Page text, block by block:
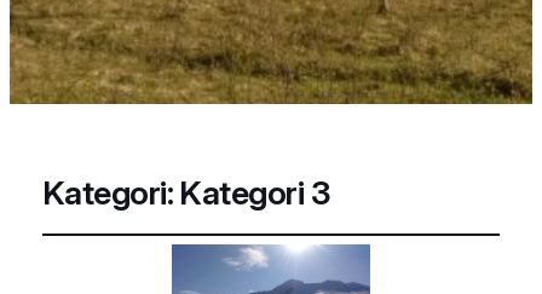
Kategori: Kategori 3